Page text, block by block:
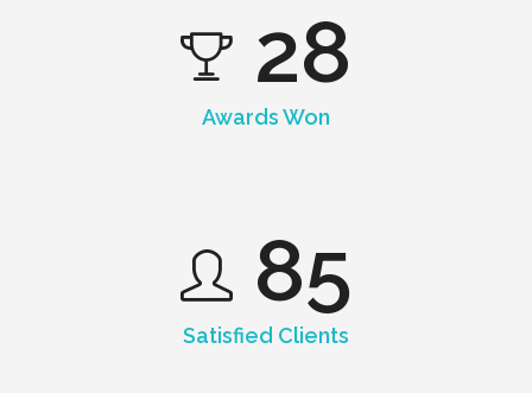
28
Awards Won
85
Satisfied Clients